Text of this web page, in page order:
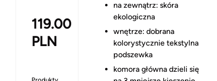
119.00
PLN
na zewnątrz: skóra
ekologiczna
wnętrze: dobrana
kolorystycznie tekstylna
podszewka
komora główna dzieli się